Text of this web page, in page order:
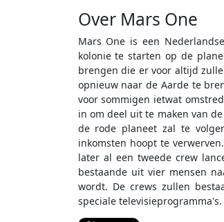
Over Mars One
Mars One is een
kolonie te starten op de
brengen die er voor altijd
opnieuw naar de Aarde te
voor sommigen ietwat
in om deel uit te maken van
de rode planeet zal te
inkomsten hoopt te
later al een tweede crew
bestaande uit vier mensen
wordt. De crews zullen
speciale televisieprogramma's.